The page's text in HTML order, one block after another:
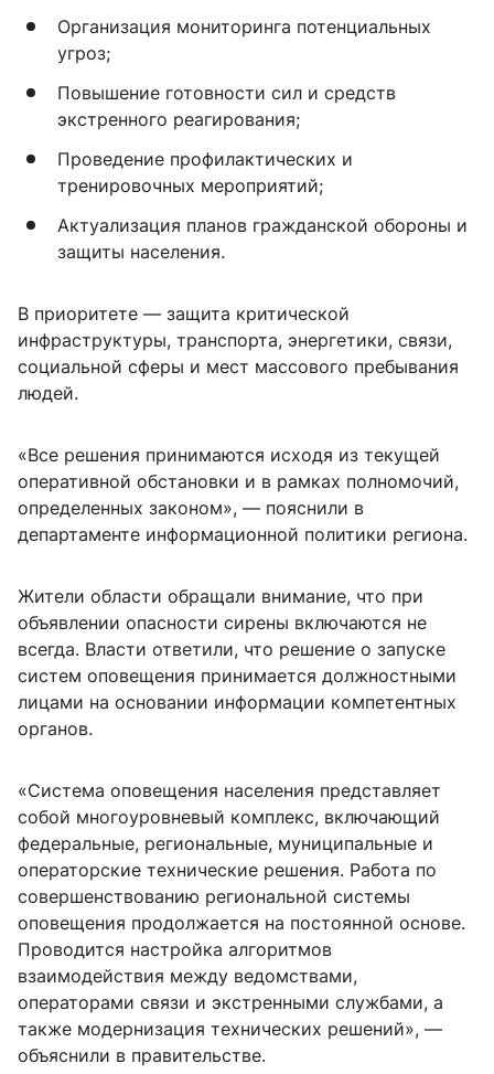
Организация мониторинга потенциальных
угроз;
Повышение готовности сил и средств
экстренного реагирования;
Проведение профилактических и
тренировочных мероприятий;
Актуализация планов гражданской обороны и
защиты населения.
В приоритете — защита критической
инфраструктуры, транспорта, энергетики, связи,
социальной сферы и мест массового пребывания
людей.
«Все решения принимаются исходя из текущей
оперативной обстановки и в рамках полномочий,
определенных законом», — пояснили в
департаменте информационной политики региона.
Жители области обращали внимание, что при
объявлении опасности сирены включаются не
всегда. Власти ответили, что решение о запуске
систем оповещения принимается должностными
лицами на основании информации компетентных
органов.
«Система оповещения населения представляет
собой многоуровневый комплекс, включающий
федеральные, региональные, муниципальные и
операторские технические решения. Работа по
совершенствованию региональной системы
оповещения продолжается на постоянной основе.
Проводится настройка алгоритмов
взаимодействия между ведомствами,
операторами связи и экстренными службами, а
также модернизация технических решений», —
объяснили в правительстве.